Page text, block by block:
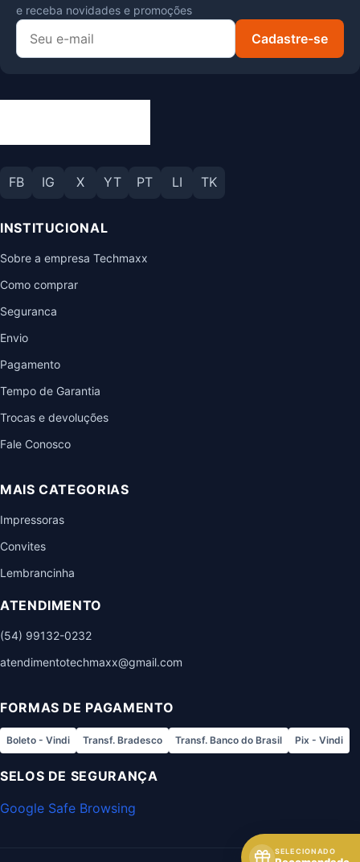
e receba novidades e promoções
Cadastre-se
FB IG X YT PT LI TK
INSTITUCIONAL
Sobre a empresa Techmaxx
Como comprar
Seguranca
Envio
Pagamento
Tempo de Garantia
Trocas e devoluções
Fale Conosco
MAIS CATEGORIAS
Impressoras
Convites
Lembrancinha
ATENDIMENTO
(54) 99132-0232
atendimentotechmaxx@gmail.com
FORMAS DE PAGAMENTO
Boleto - Vindi Transf. Bradesco Transf. Banco do Brasil Pix - Vindi
SELOS DE SEGURANÇA
Google Safe Browsing
SELECIONADO